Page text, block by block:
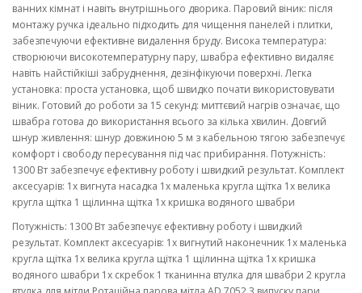
ванних кімнат і навіть внутрішнього дворика. Паровий віник: після
монтажу ручка ідеально підходить для чищення панелей і плитки,
забезпечуючи ефективне видалення бруду. Висока температура:
створюючи високотемпературну пару, швабра ефективно видаляє
навіть найстійкіші забруднення, дезінфікуючи поверхні. Легка
установка: проста установка, щоб швидко почати використовувати
віник. Готовий до роботи за 15 секунд: миттєвий нагрів означає, що
швабра готова до використання всього за кілька хвилин. Довгий
шнур живлення: шнур довжиною 5 м з кабельною тягою забезпечує
комфорт і свободу пересування під час прибирання. Потужність:
1300 Вт забезпечує ефективну роботу і швидкий результат. Комплект
аксесуарів: 1x вигнута насадка 1x маленька кругла щітка 1x велика
кругла щітка 1 щілинна щітка 1x кришка водяного швабри
Потужність: 1300 Вт забезпечує ефективну роботу і швидкий
результат. Комплект аксесуарів: 1x вигнутий наконечник 1x маленька
кругла щітка 1x велика кругла щітка 1 щілинна щітка 1x кришка
водяного швабри 1x скребок 1 тканинна втулка для швабри 2 кругла